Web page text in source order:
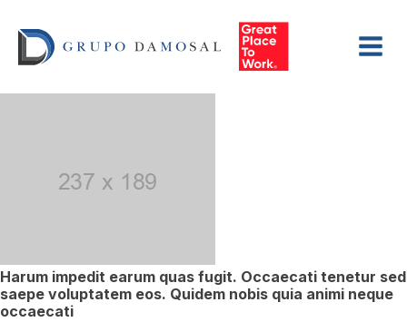
Harum impedit earum quas fugit. Occaecati tenetur sed
saepe voluptatem eos. Quidem nobis quia animi neque
occaecati